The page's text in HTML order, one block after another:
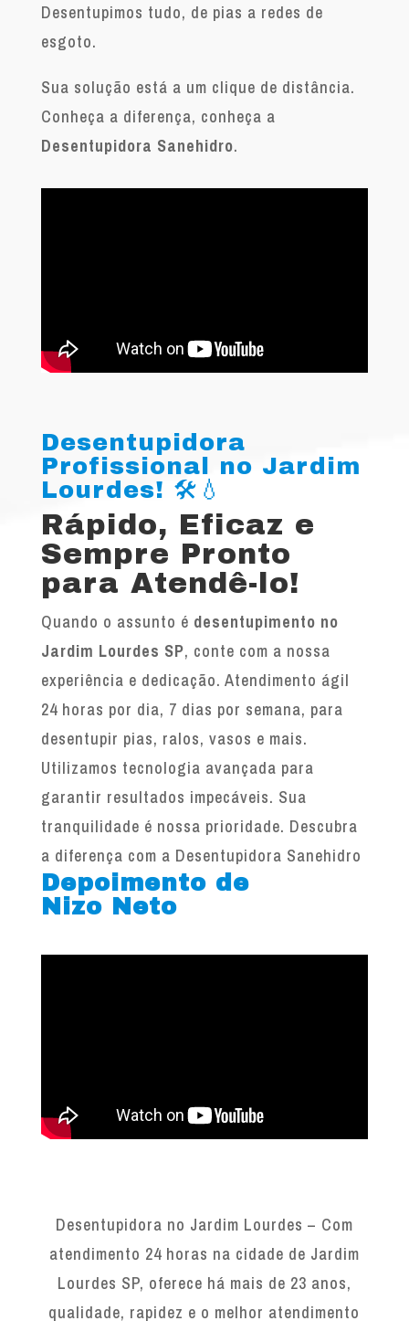
Desentupimos tudo, de pias a redes de
esgoto.
Sua solução está a um clique de distância.
Conheça a diferença, conheça a
Desentupidora Sanehidro.
Desentupidora
Profissional no Jardim
Lourdes! 🛠️💧
Rápido, Eficaz e
Sempre Pronto
para Atendê-lo!
Quando o assunto é desentupimento no
Jardim Lourdes SP, conte com a nossa
experiência e dedicação. Atendimento ágil
24 horas por dia, 7 dias por semana, para
desentupir pias, ralos, vasos e mais.
Utilizamos tecnologia avançada para
garantir resultados impecáveis. Sua
tranquilidade é nossa prioridade. Descubra
a diferença com a Desentupidora Sanehidro
Depoimento de
Nizo Neto
Desentupidora no Jardim Lourdes – Com
atendimento 24 horas na cidade de Jardim
Lourdes SP, oferece há mais de 23 anos,
qualidade, rapidez e o melhor atendimento